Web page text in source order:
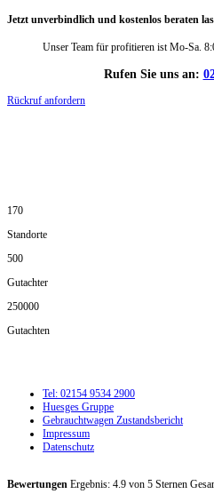
Jetzt unverbindlich und kostenlos beraten
Unser Team für profitieren ist Mo-Sa.
Rufen Sie uns an:
Rückruf anfordern
170
Standorte
500
Gutachter
250000
Gutachten
Tel: 02154 9534 2900
Huesges Gruppe
Gebrauchtwagen Zustandsbericht
Impressum
Datenschutz
Bewertungen Ergebnis: 4.9 von 5 Sternen